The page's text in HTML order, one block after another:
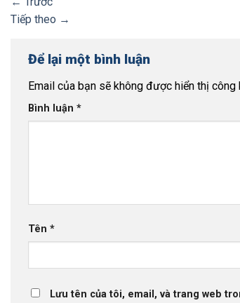
Tiếp theo →
Để lại một bình luận
Email của bạn sẽ không được hiển thị công
Bình luận *
Tên *
Lưu tên của tôi, email, và trang web